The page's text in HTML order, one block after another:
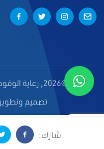
شارك:
©2026, رعاية الوفود جميع الحقوق محفوظة.
تصميم